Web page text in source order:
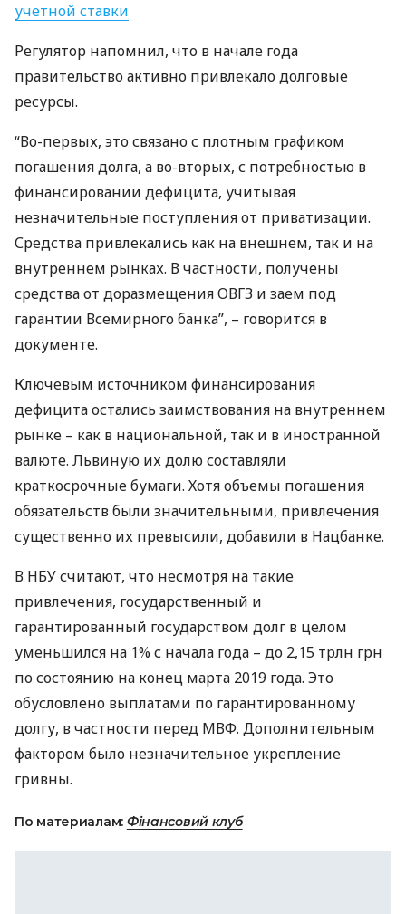
учетной ставки
Регулятор напомнил, что в начале года
правительство активно привлекало долговые
ресурсы.
“Во-первых, это связано с плотным графиком
погашения долга, а во-вторых, с потребностью в
финансировании дефицита, учитывая
незначительные поступления от приватизации.
Средства привлекались как на внешнем, так и на
внутреннем рынках. В частности, получены
средства от доразмещенияОВГЗ и заем под
гарантии Всемирного банка”, – говорится в
документе.
Ключевым источником финансирования
дефицита остались заимствования на внутреннем
рынке – как в национальной, так и в иностранной
валюте. Львиную их долю составляли
краткосрочные бумаги. Хотя объемы погашения
обязательств были значительными, привлечения
существенно их превысили, добавили в Нацбанке.
В НБУсчитают, что несмотря на такие
привлечения, государственный и
гарантированный государством долг в целом
уменьшился на 1% с начала года – до 2,15 трлн грн
по состоянию на конец марта 2019 года. Это
обусловлено выплатами по гарантированному
долгу, в частности перед МВФ. Дополнительным
фактором было незначительное укрепление
гривны.
По материалам: Фінансовий клуб